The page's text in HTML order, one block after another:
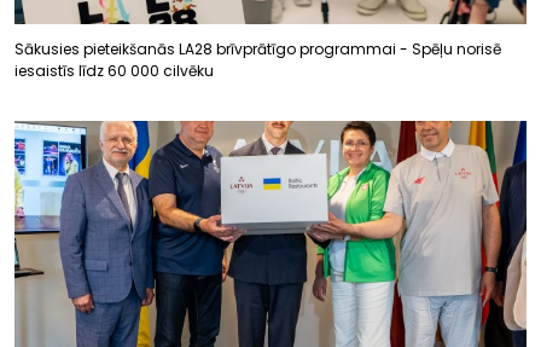
Sākusies pieteikšanās LA28 brīvprātīgo programmai - Spēļu norisē
iesaistīs līdz 60 000 cilvēku